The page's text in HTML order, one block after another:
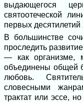
выдающегося
святоотеческой
первых десятилетий
В большинстве
проследить
— как организме,
объединены общей
любовь.
словесными
трактат или эссе,